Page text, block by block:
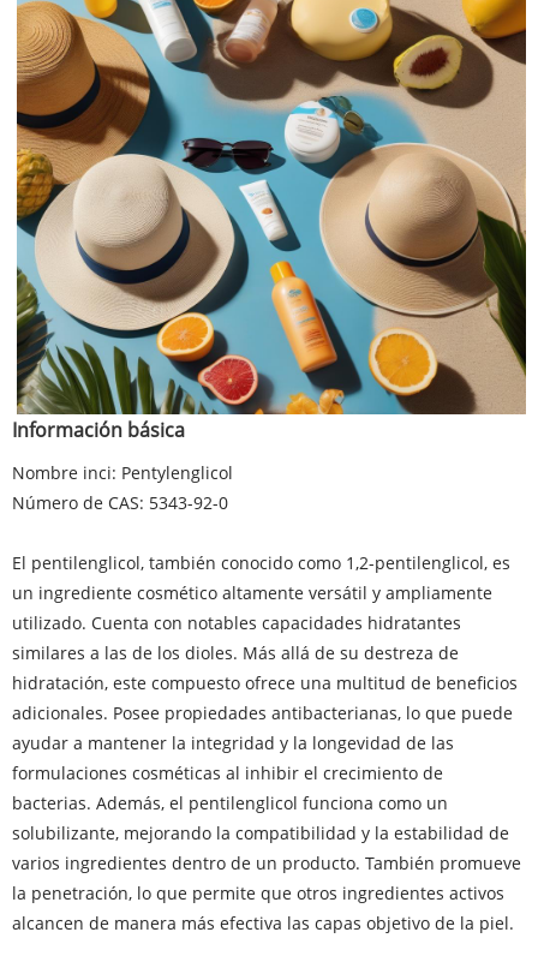
Información básica
Nombre inci: Pentylenglicol
Número de CAS: 5343-92-0
El pentilenglicol, también conocido como 1,2-pentilenglicol, es
un ingrediente cosmético altamente versátil y ampliamente
utilizado. Cuenta con notables capacidades hidratantes
similares a las de los dioles. Más allá de su destreza de
hidratación, este compuesto ofrece una multitud de beneficios
adicionales. Posee propiedades antibacterianas, lo que puede
ayudar a mantener la integridad y la longevidad de las
formulaciones cosméticas al inhibir el crecimiento de
bacterias. Además, el pentilenglicol funciona como un
solubilizante, mejorando la compatibilidad y la estabilidad de
varios ingredientes dentro de un producto. También promueve
la penetración, lo que permite que otros ingredientes activos
alcancen de manera más efectiva las capas objetivo de la piel.